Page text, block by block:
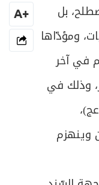
بل
ومؤدّاها
في آخر
وذلك في
وينهزم
+A